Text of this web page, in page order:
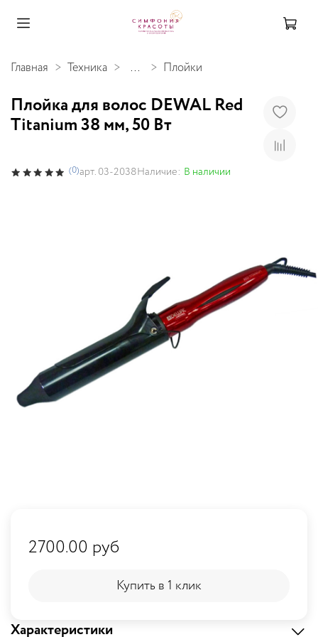
Главная Техника ... Плойки
Плойка для волос DEWAL Red
Titanium 38 мм, 50 Вт
(0)арт.03-2038Наличие: В наличии
Характеристики
2700.00 руб
Купить в 1 клик
Купить в 1 клик